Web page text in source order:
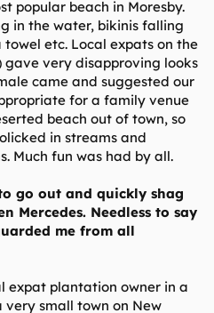
popular beach in Moresby.
in the water, bikinis falling
etc. Local expats on the
gave very disapproving looks
came and suggested our
for a family venue
beach out of town, so
in streams and
Much fun was had by all.
go out and quickly shag
Mercedes. Needless to say
me from all
expat plantation owner in a
small town on New